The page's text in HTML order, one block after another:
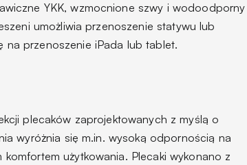
YKK, wzmocnione szwy i wodoodporny
umożliwia przenoszenie statywu lub
na przenoszenie iPada lub tablet.
plecaków zaprojektowanych z myślą o
wyróżnia się m.in. wysoką odpornością na
użytkowania. Plecaki wykonano z